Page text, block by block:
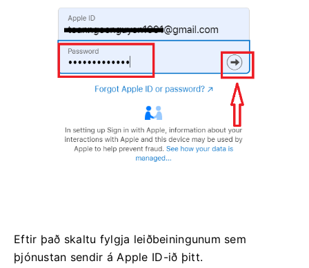
Eftir það skaltu fylgja leiðbeiningunum sem
þjónustan sendir á Apple ID-ið þitt.